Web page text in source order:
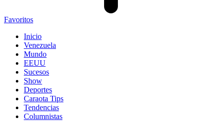
Favoritos
Inicio
Venezuela
Mundo
EEUU
Sucesos
Show
Deportes
Caraota Tips
Tendencias
Columnistas